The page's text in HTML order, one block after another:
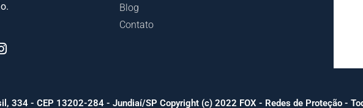
Blog
Contato
334 - CEP 13202-284 - Jundiaí/SP Copyright (c) 2022 FOX - Redes de Proteção -